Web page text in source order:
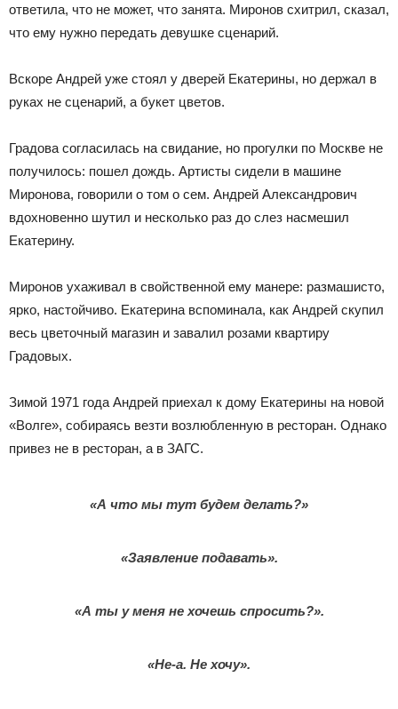
ответила, что не может, что занята. Миронов схитрил, сказал,
что ему нужно передать девушке сценарий.
Вскоре Андрей уже стоял у дверей Екатерины, но держал в
руках не сценарий, а букет цветов.
Градова согласилась на свидание, но прогулки по Москве не
получилось: пошел дождь. Артисты сидели в машине
Миронова, говорили о том о сем. Андрей Александрович
вдохновенно шутил и несколько раз до слез насмешил
Екатерину.
Миронов ухаживал в свойственной ему манере: размашисто,
ярко, настойчиво. Екатерина вспоминала, как Андрей скупил
весь цветочный магазин и завалил розами квартиру
Градовых.
Зимой 1971 года Андрей приехал к дому Екатерины на новой
«Волге», собираясь везти возлюбленную в ресторан. Однако
привез не в ресторан, а в ЗАГС.
«А что мы тут будем делать?»
«Заявление подавать».
«А ты у меня не хочешь спросить?».
«Не-а. Не хочу».